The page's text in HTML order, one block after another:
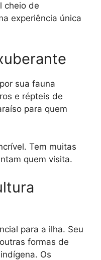
cheio de
experiência única
sua fauna
e répteis de
para quem
Tem muitas
quem visita.
para a ilha. Seu
formas de
Os